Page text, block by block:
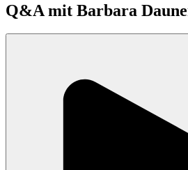
Q&A mit Barbara